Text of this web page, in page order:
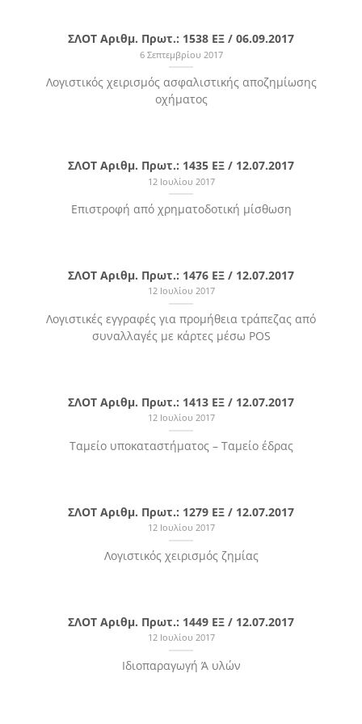
ΣΛΟΤ Αριθμ. Πρωτ.: 1538 ΕΞ / 06.09.2017
6 Σεπτεμβρίου 2017
Λογιστικός χειρισμός ασφαλιστικής αποζημίωσης
οχήματος
ΣΛΟΤ Αριθμ. Πρωτ.: 1435 ΕΞ / 12.07.2017
12 Ιουλίου 2017
Επιστροφή από χρηματοδοτική μίσθωση
ΣΛΟΤ Αριθμ. Πρωτ.: 1476 ΕΞ / 12.07.2017
12 Ιουλίου 2017
Λογιστικές εγγραφές για προμήθεια τράπεζας από
συναλλαγές με κάρτες μέσω POS
ΣΛΟΤ Αριθμ. Πρωτ.: 1413 ΕΞ / 12.07.2017
12 Ιουλίου 2017
Ταμείο υποκαταστήματος – Ταμείο έδρας
ΣΛΟΤ Αριθμ. Πρωτ.: 1279 ΕΞ / 12.07.2017
12 Ιουλίου 2017
Λογιστικός χειρισμός ζημίας
ΣΛΟΤ Αριθμ. Πρωτ.: 1449 ΕΞ / 12.07.2017
12 Ιουλίου 2017
Ιδιοπαραγωγή Ά υλών